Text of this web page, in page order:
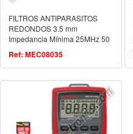
FILTROS ANTIPARASITOS
REDONDOS 3.5 mm
Impedancia Mínima 25MHz 50
oH190W
Ref: MEC08035